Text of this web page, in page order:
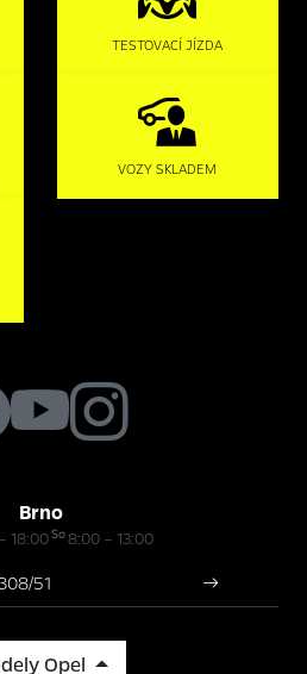
TESTOVACÍ JÍZDA
VOZY SKLADEM
Brno
18:00So8:00 – 13:00
51
Opel